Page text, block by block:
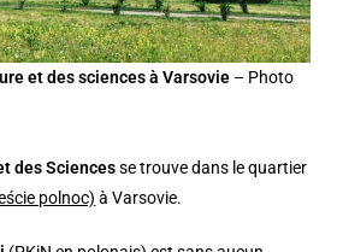
et des sciences à Varsovie – Photo
des Sciencesse trouve dans le quartier
polnoc) à Varsovie.